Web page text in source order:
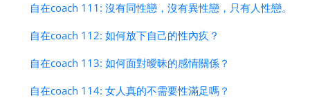
自在coach 111: 沒有同性戀，沒有異性戀，只有人性戀。
自在coach 112: 如何放下自己的性內疚？
自在coach 113: 如何面對曖昧的感情關係？
自在coach 114: 女人真的不需要性滿足嗎？